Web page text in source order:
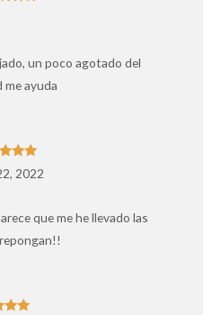
un poco agotado del
me ayuda
de 5
2022
que me he llevado las